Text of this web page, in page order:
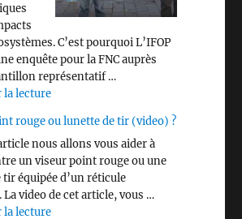
C’est pourquoi L’IFOP
enquête pour la FNC auprès
représentatif …
la lecturede « Les français ne sont plus contre
rouge ou lunette de tir (video) ?
nous allons vous aider à
un viseur point rouge ou une
tir équipée d’un réticule
video de cet article, vous …
la lecturede « Viseur point rouge ou lunette